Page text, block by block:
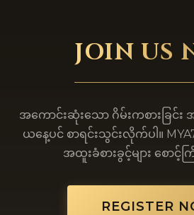
JOIN US
အကောင်းဆုံးသော ဂိမ်းကစားခြ
ယနေ့ပင် စာရင်းသွင်းလိုက်ပါ။
အထူးခံစားခွင့်များ စောင့်
REGISTER